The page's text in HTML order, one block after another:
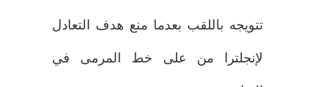
تتويجه باللقب بعدما منع هدف التعادل
لإنجلترا من على خط المرمى في